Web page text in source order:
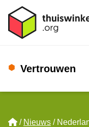
Vertrouwen
Home
Nieuws